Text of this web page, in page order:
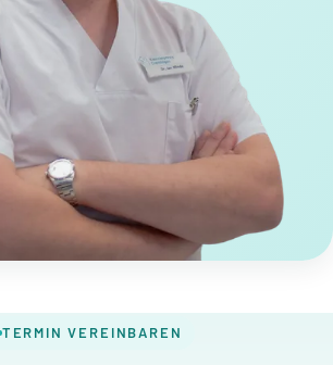
TERMIN VEREINBAREN